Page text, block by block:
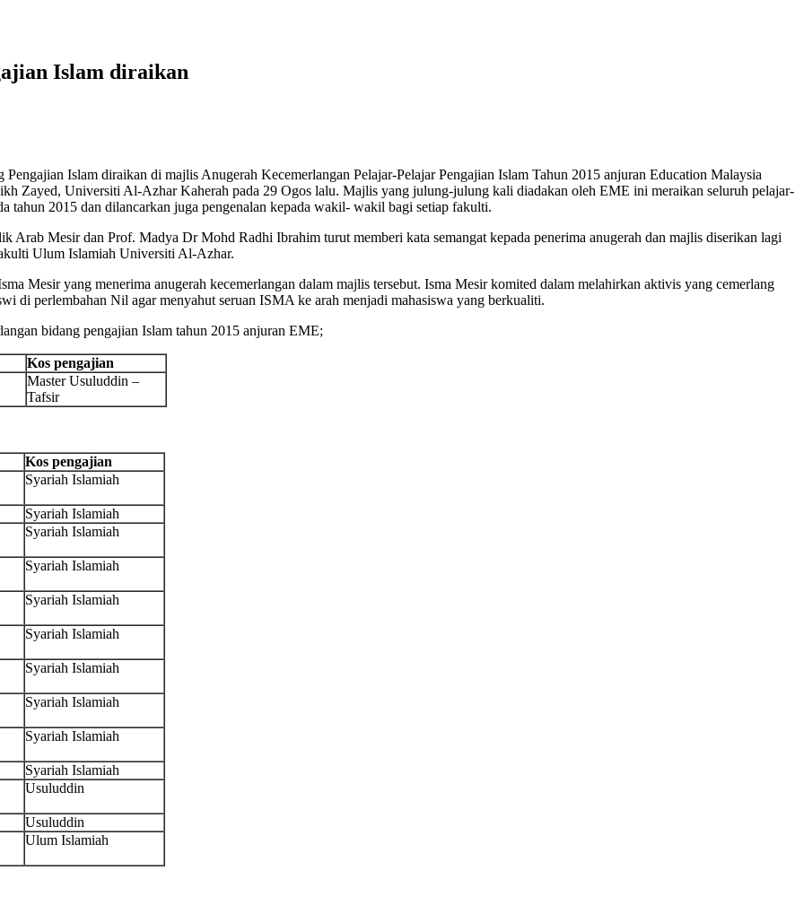
Islam diraikan
Islam diraikan di majlis Anugerah Kecemerlangan Pelajar-Pelajar Pengajian Islam Tahun 2015 anjuran Education Malaysia
Zayed, Universiti Al-Azhar Kaherah pada 29 Ogos lalu. Majlis yang julung-julung kali diadakan oleh EME ini meraikan seluruh pelajar-
tahun 2015 dan dilancarkan juga pengenalan kepada wakil- wakil bagi setiap fakulti.
Arab Mesir dan Prof. Madya Dr Mohd Radhi Ibrahim turut memberi kata semangat kepada penerima anugerah dan majlis diserikan lagi
Ulum Islamiah Universiti Al-Azhar.
Mesir yang menerima anugerah kecemerlangan dalam majlis tersebut. Isma Mesir komited dalam melahirkan aktivis yang cemerlang
di perlembahan Nil agar menyahut seruan ISMA ke arah menjadi mahasiswa yang berkualiti.
bidang pengajian Islam tahun 2015 anjuran EME;
Kos pengajian
Master Usuluddin –
Tafsir
Kos pengajian
Syariah Islamiah
Syariah Islamiah
Syariah Islamiah
Syariah Islamiah
Syariah Islamiah
Syariah Islamiah
Syariah Islamiah
Syariah Islamiah
Syariah Islamiah
Syariah Islamiah
Usuluddin
Usuluddin
Ulum Islamiah